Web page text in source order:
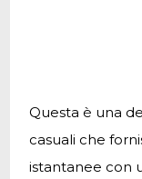
Questa è una
casuali che
istantanee con